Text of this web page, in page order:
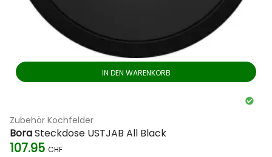
IN DEN WARENKORB
Zubehör Kochfelder
BoraSteckdose USTJAB All Black
107.95 CHF